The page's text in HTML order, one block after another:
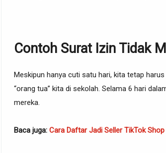
Contoh Surat Izin Tidak
Meskipun hanya cuti satu hari, kita tetap
“orang tua” kita di sekolah. Selama 6 hari
mereka.
Baca juga: Cara Daftar Jadi Seller TikTok Shop